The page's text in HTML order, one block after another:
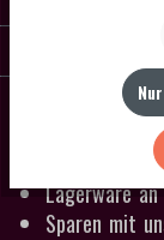
Kein
Lagerware
Sparen mit